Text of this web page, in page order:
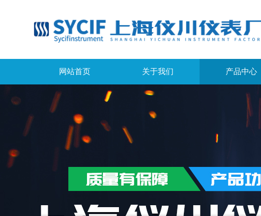
网站首页 关于我们 产品中心